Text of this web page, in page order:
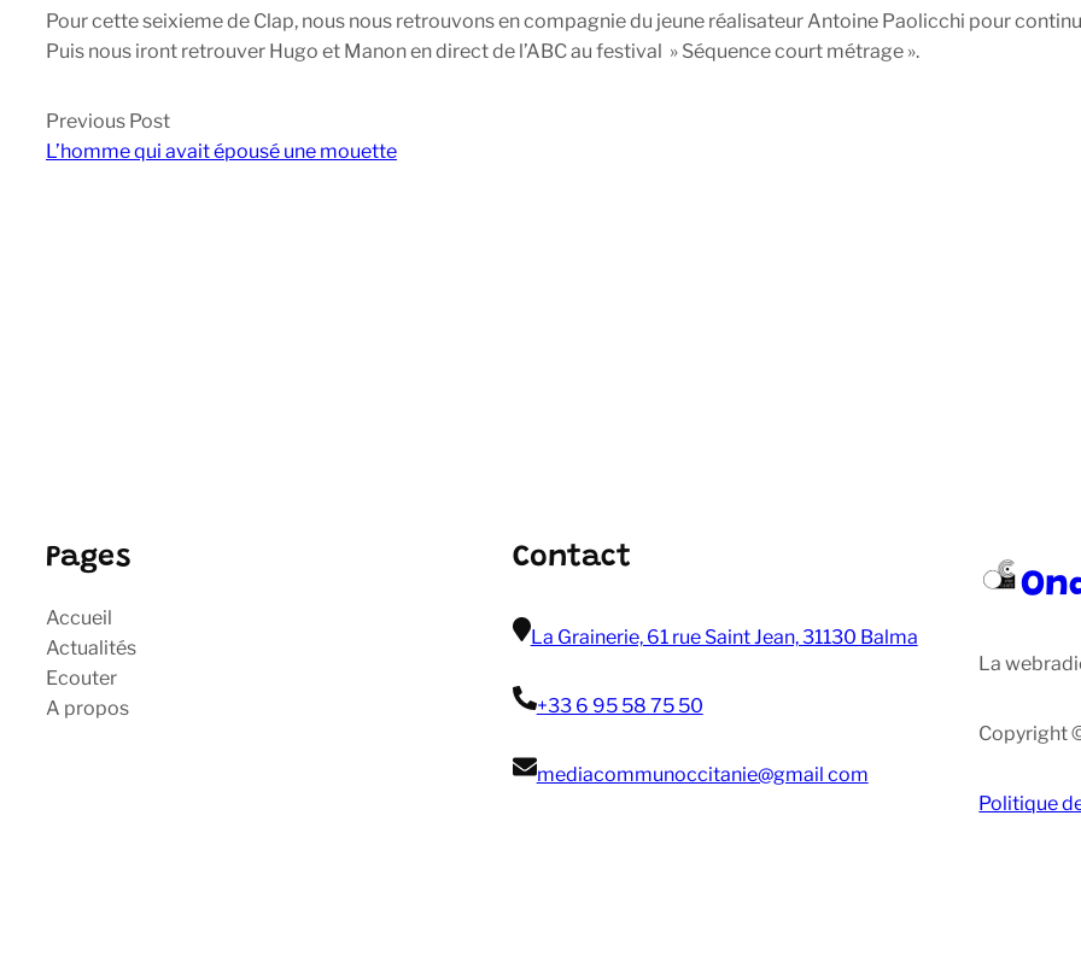
Pour cette seixieme de Clap, nous nous retrouvons en compagnie du jeune réalisateur Antoine Paolicchi pour
Puis nous iront retrouver Hugo et Manon en direct de l’ABC au festival » Séquence court métrage ».
Previous Post
L’homme qui avait épousé une mouette
Pages
Accueil
Actualités
Ecouter
A propos
Contact
La Grainerie, 61 rue Saint Jean, 31130 Balma
+33 6 95 58 75 50
mediacommunoccitanie@gmail com
La
Copyright
Politique